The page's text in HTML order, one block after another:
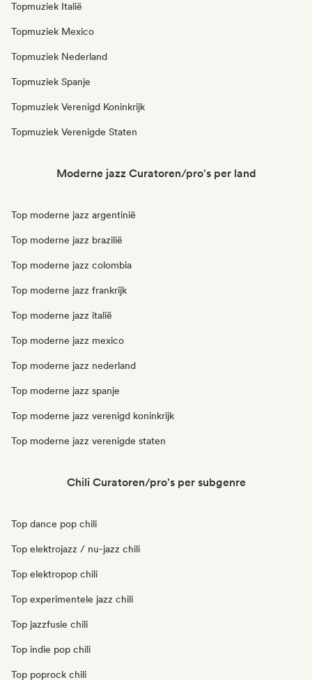
Topmuziek Italië
Topmuziek Mexico
Topmuziek Nederland
Topmuziek Spanje
Topmuziek Verenigd Koninkrijk
Topmuziek Verenigde Staten
Moderne jazz Curatoren/pro's per land
Top moderne jazz argentinië
Top moderne jazz brazilië
Top moderne jazz colombia
Top moderne jazz frankrijk
Top moderne jazz italië
Top moderne jazz mexico
Top moderne jazz nederland
Top moderne jazz spanje
Top moderne jazz verenigd koninkrijk
Top moderne jazz verenigde staten
Chili Curatoren/pro's per subgenre
Top dance pop chili
Top elektrojazz / nu-jazz chili
Top elektropop chili
Top experimentele jazz chili
Top jazzfusie chili
Top indie pop chili
Top poprock chili